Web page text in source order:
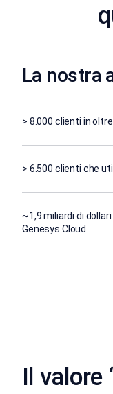
La nostra
> 8.000 clienti in
> 6.500 clienti che
~1,9 miliardi di
Genesys Cloud
Il valore